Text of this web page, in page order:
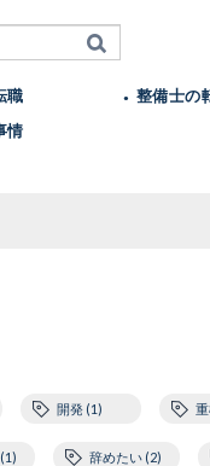
職
整備士の
情
開発 (1)
辞めたい (2)